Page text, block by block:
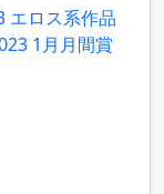
エロス系作品
1月月間賞